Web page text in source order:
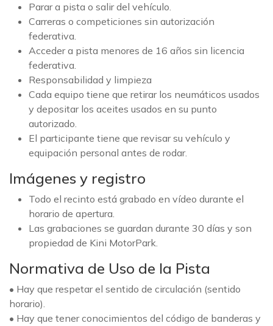
Parar a pista o salir del vehículo.
Carreras o competiciones sin autorización
federativa.
Acceder a pista menores de 16 años sin licencia
federativa.
Responsabilidad y limpieza
Cada equipo tiene que retirar los neumáticos usados
y depositar los aceites usados en su punto
autorizado.
El participante tiene que revisar su vehículo y
equipación personal antes de rodar.
Imágenes y registro
Todo el recinto está grabado en vídeo durante el
horario de apertura.
Las grabaciones se guardan durante 30 días y son
propiedad de Kini MotorPark.
Normativa de Uso de la Pista
• Hay que respetar el sentido de circulación (sentido
horario).
• Hay que tener conocimientos del código de banderas y